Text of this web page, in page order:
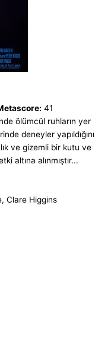
41
ölümcül ruhların yer
deneyler yapıldığını
ve gizemli bir kutu ve
altına alınmıştır...
Clare Higgins